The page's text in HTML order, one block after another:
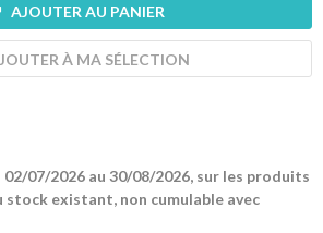
AJOUTER AU PANIER
À MA SÉLECTION
07/2026 au 30/08/2026, sur les produits
stock existant, non cumulable avec